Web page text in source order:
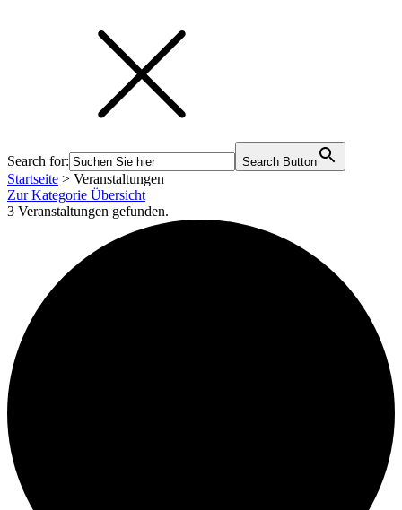
Search for: Search Button
Startseite > Veranstaltungen
Zur Kategorie Übersicht
3 Veranstaltungen gefunden.